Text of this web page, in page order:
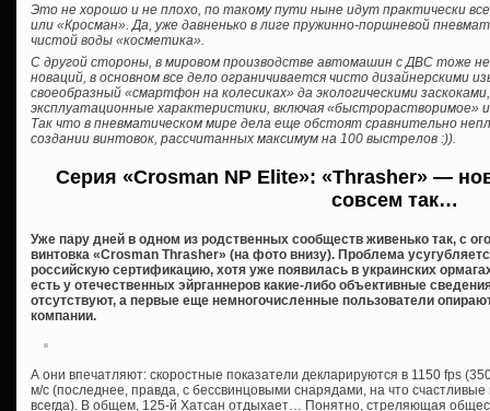
Это не хорошо и не плохо, по такому пути ныне идут практически
или «Кросман». Да, уже давненько в лиге пружинно-поршневой
чистой воды «косметика».
С другой стороны, в мировом производстве автомашин с ДВС тоже
новаций, в основном все дело ограничивается чисто дизайнерскими
своеобразный «смартфон на колесиках» да экологическими
эксплуатационные характеристики, включая «быстрорастворимое»
Так что в пневматическом мире дела еще обстоят сравнительно
создании винтовок, рассчитанных максимум на 100 выстрелов :)).
Серия «Crosman NP Elite»: «Thrasher» —
совсем так…
Уже пару дней в одном из родственных сообществ живенько так, с
винтовка «Crosman Thrasher» (на фото внизу). Проблема
российскую сертификацию, хотя уже появилась в украинских
есть у отечественных эйрганнеров какие-либо объективные
отсутствуют, а первые еще немногочисленные пользователи
компании.
А они впечатляют: скоростные показатели декларируются в 1150 fps
м/с (последнее, правда, с бессвинцовыми снарядами, на что
всегда). В общем, 125-й Хатсан отдыхает… Понятно, стреляющая